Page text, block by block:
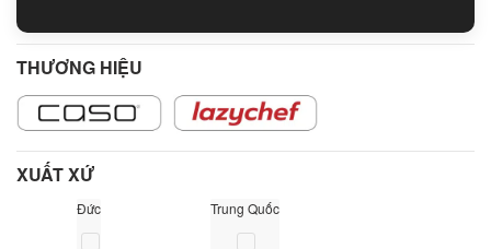
THƯƠNG HIỆU
XUẤT XỨ
Đức Trung Quốc